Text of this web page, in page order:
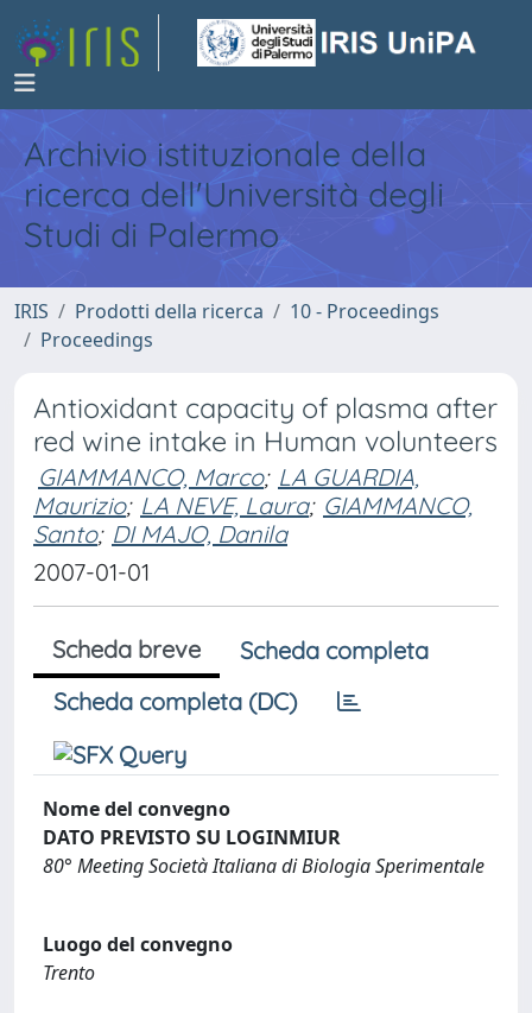
Archivio istituzionale della
ricerca dell'Università degli
Studi di Palermo
IRIS Prodotti della ricerca
10 - Proceedings
Proceedings
Antioxidant capacity of plasma after
red wine intake in Human volunteers
GIAMMANCO, Marco; LA GUARDIA,
Maurizio; LA NEVE, Laura; GIAMMANCO,
Santo; DI MAJO, Danila
2007-01-01
Scheda breve
Scheda completa
Scheda completa (DC)
Nome del convegno
DATO PREVISTO SU LOGINMIUR
80° Meeting Società Italiana di Biologia Sperimentale
Luogo del convegno
Trento